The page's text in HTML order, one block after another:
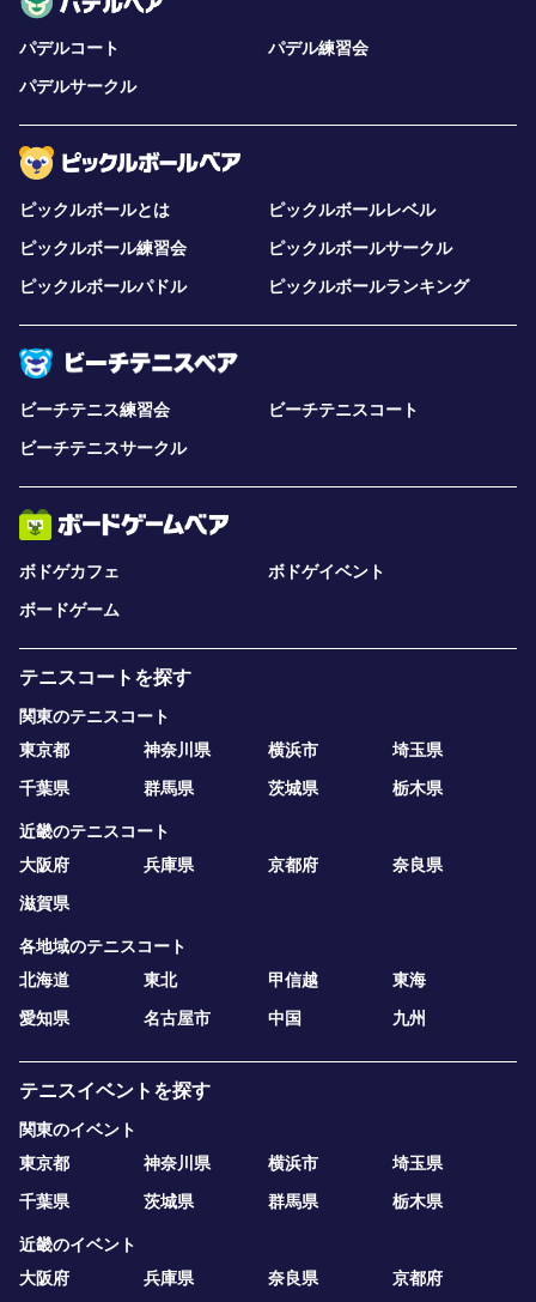
パデルコート
パデル練習会
パデルサークル
ピックルボールとは
ピックルボールレベル
ピックルボール練習会
ピックルボールサークル
ピックルボールパドル
ピックルボールランキング
ビーチテニス練習会
ビーチテニスコート
ビーチテニスサークル
ボドゲカフェ
ボドゲイベント
ボードゲーム
テニスコートを探す
関東のテニスコート
東京都
神奈川県 横浜市
埼玉県
千葉県
群馬県 茨城県 栃木県
近畿のテニスコート
大阪府
兵庫県 京都府
奈良県
滋賀県
各地域のテニスコート
北海道
東北 甲信越
東海
愛知県
名古屋市 中国 九州
テニスイベントを探す
関東のイベント
東京都
神奈川県 横浜市
埼玉県
千葉県
茨城県 群馬県 栃木県
近畿のイベント
大阪府
兵庫県 奈良県 京都府